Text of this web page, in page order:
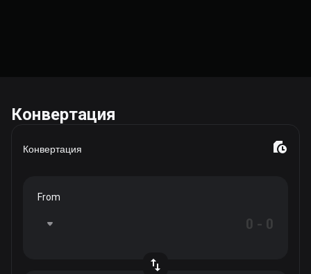
Конвертация
Конвертация
From